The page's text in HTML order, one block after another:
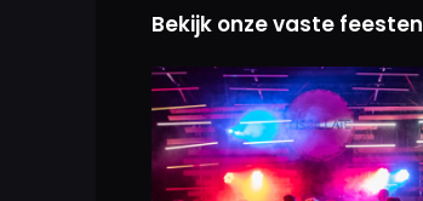
Bekijk onze vaste feesten